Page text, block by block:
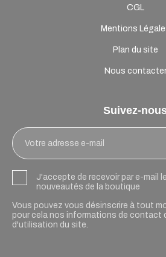
CGL
Mentions
Plan du site
Nous contacter
Suivez-
J'accepte de recevoir par e-mail
nouveautés de la boutique
Vous pouvez vous désinscrire à tout
pour cela nos informations de contact
d'utilisation du site.